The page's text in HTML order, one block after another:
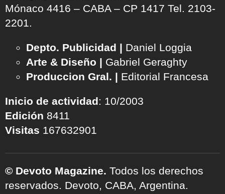
Mónaco 4416 – CABA – CP 1417 Tel. 2103-
2201.
Depto. Publicidad | Daniel Loggia
Arte & Diseño | Gabriel Geraghty
Produccion Gral. | Editorial Francesa
Inicio de actividad: 10/2003
Edición 8411
Visitas 167632901
© Devoto Magazine. Todos los derechos
reservados. Devoto, CABA, Argentina.